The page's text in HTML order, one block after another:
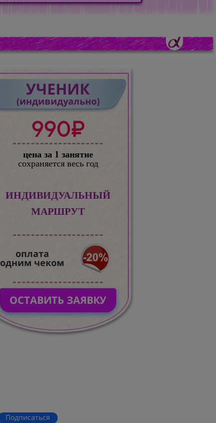
УЧЕНИК
(индивидуально)
990₽
цена за 1 занятие
сохраняется весь год
ИНДИВИДУАЛЬНЫЙ
МАРШРУТ
оплата
одним чеком
ОСТАВИТЬ ЗАЯВКУ
Подписаться